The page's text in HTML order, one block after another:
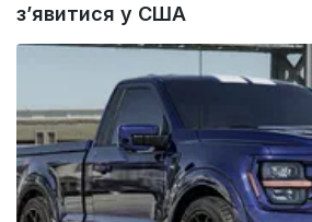
з’явитися у США